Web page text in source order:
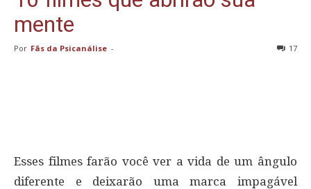
mente
Por Fãs da Psicanálise - 17
Esses filmes farão você ver a vida de um ângulo
diferente e deixarão uma marca impagável